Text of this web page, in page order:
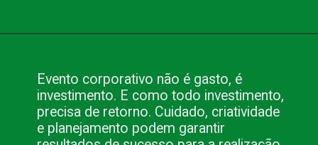
Evento corporativo não é gasto, é
investimento. E como todo investimento,
precisa de retorno. Cuidado, criatividade
e planejamento podem garantir